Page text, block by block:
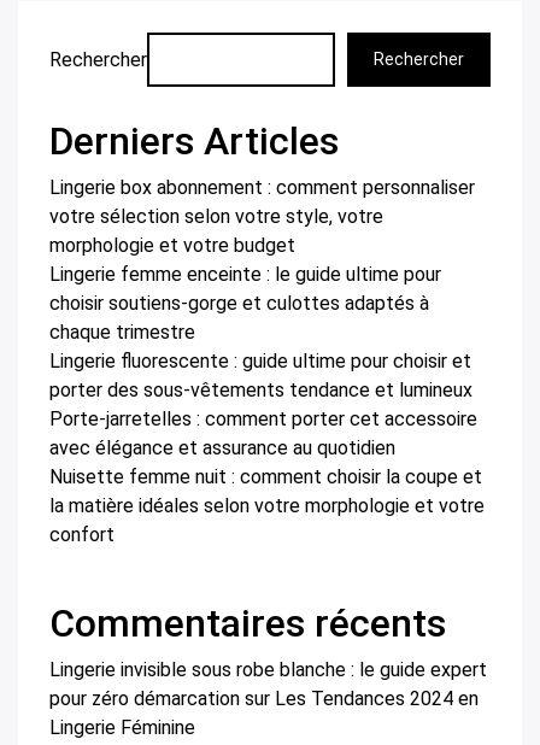
Rechercher Rechercher
Derniers Articles
Lingerie box abonnement : comment personnaliser
votre sélection selon votre style, votre
morphologie et votre budget
Lingerie femme enceinte : le guide ultime pour
choisir soutiens-gorge et culottes adaptés à
chaque trimestre
Lingerie fluorescente : guide ultime pour choisir et
porter des sous-vêtements tendance et lumineux
Porte-jarretelles : comment porter cet accessoire
avec élégance et assurance au quotidien
Nuisette femme nuit : comment choisir la coupe et
la matière idéales selon votre morphologie et votre
confort
Commentaires récents
Lingerie invisible sous robe blanche : le guide expert
pour zéro démarcation sur Les Tendances 2024 en
Lingerie Féminine